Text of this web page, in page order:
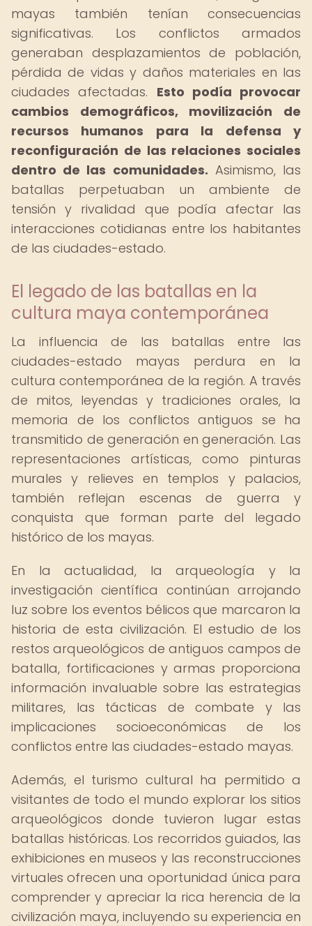
mayas también tenían consecuencias
significativas. Los conflictos armados
generaban desplazamientos de población,
pérdida de vidas y daños materiales en las
ciudades afectadas. Esto podía provocar
cambios demográficos, movilización de
recursos humanos para la defensa y
reconfiguración de las relaciones sociales
dentro de las comunidades. Asimismo, las
batallas perpetuaban un ambiente de
tensión y rivalidad que podía afectar las
interacciones cotidianas entre los habitantes
de las ciudades-estado.
El legado de las batallas en la
cultura maya contemporánea
La influencia de las batallas entre las
ciudades-estado mayas perdura en la
cultura contemporánea de la región. A través
de mitos, leyendas y tradiciones orales, la
memoria de los conflictos antiguos se ha
transmitido de generación en generación. Las
representaciones artísticas, como pinturas
murales y relieves en templos y palacios,
también reflejan escenas de guerra y
conquista que forman parte del legado
histórico de los mayas.
En la actualidad, la arqueología y la
investigación científica continúan arrojando
luz sobre los eventos bélicos que marcaron la
historia de esta civilización. El estudio de los
restos arqueológicos de antiguos campos de
batalla, fortificaciones y armas proporciona
información invaluable sobre las estrategias
militares, las tácticas de combate y las
implicaciones socioeconómicas de los
conflictos entre las ciudades-estado mayas.
Además, el turismo cultural ha permitido a
visitantes de todo el mundo explorar los sitios
arqueológicos donde tuvieron lugar estas
batallas históricas. Los recorridos guiados, las
exhibiciones en museos y las reconstrucciones
virtuales ofrecen una oportunidad única para
comprender y apreciar la rica herencia de la
civilización maya, incluyendo su experiencia en